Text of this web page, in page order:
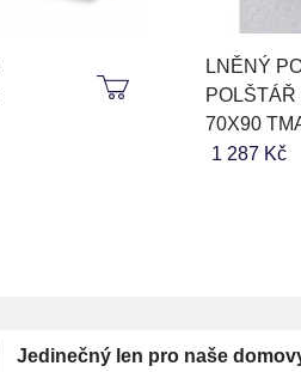
LNĚNÝ
70X90
1 287 Kč
Jedinečný len pro naše